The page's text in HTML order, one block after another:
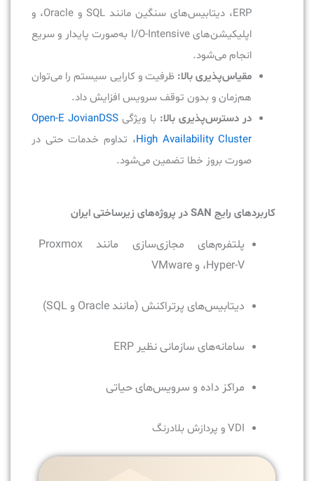
ERP، دیتابیس‌های سنگین مانند SQL و Oracle، و
اپلیکیشن‌های I/O-Intensive به‌صورت پایدار و سریع
انجام می‌شود.
مقیاس‌پذیری بالا: ظرفیت و کارایی سیستم را می‌توان
هم‌زمان و بدون توقف سرویس افزایش داد.
در دسترس‌پذیری بالا: با ویژگی Open-E JovianDSS
High Availability Cluster، تداوم خدمات حتی در
صورت بروز خطا تضمین می‌شود.
کاربردهای رایج SAN در پروژه‌های زیرساختی ایران
پلتفرم‌های مجازی‌سازی مانند Proxmox
،Hyper-V و VMware
دیتابیس‌های پرتراکنش (مانند Oracle و SQL)
سامانه‌های سازمانی نظیر ERP
مراکز داده و سرویس‌های حیاتی